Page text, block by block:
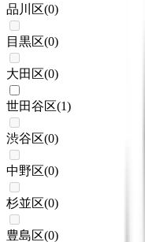
品川区(0)
目黒区(0)
大田区(0)
世田谷区(1)
渋谷区(0)
中野区(0)
杉並区(0)
豊島区(0)